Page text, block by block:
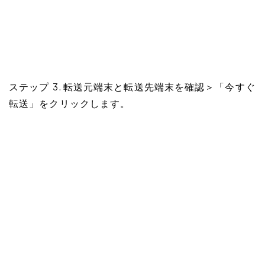
ステップ 3. 転送元端末と転送先端末を確認＞「今すぐ
転送」をクリックします。